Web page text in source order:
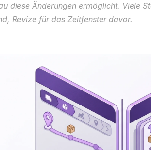
diese Änderungen ermöglicht. Viele
Revize für das Zeitfenster davor.